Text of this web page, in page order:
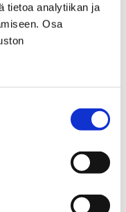
tietoa analytiikan ja
Osa
vaatii